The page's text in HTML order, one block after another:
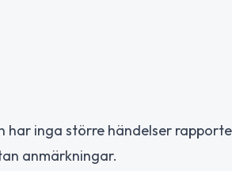
har inga större händelser
anmärkningar.